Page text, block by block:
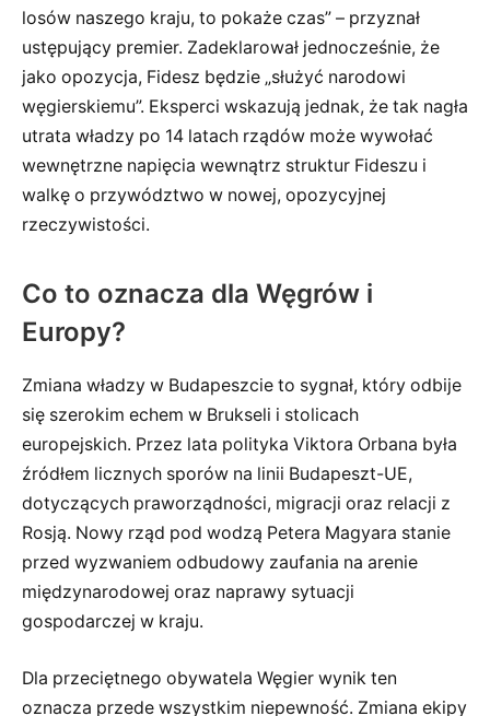
losów naszego kraju, to pokaże czas” – przyznał
ustępujący premier. Zadeklarował jednocześnie, że
jako opozycja, Fidesz będzie „służyć narodowi
węgierskiemu”. Eksperci wskazują jednak, że tak nagła
utrata władzy po 14 latach rządów może wywołać
wewnętrzne napięcia wewnątrz struktur Fideszu i
walkę o przywództwo w nowej, opozycyjnej
rzeczywistości.
Co to oznacza dla Węgrów i
Europy?
Zmiana władzy w Budapeszcie to sygnał, który odbije
się szerokim echem w Brukseli i stolicach
europejskich. Przez lata polityka Viktora Orbana była
źródłem licznych sporów na linii Budapeszt-UE,
dotyczących praworządności, migracji oraz relacji z
Rosją. Nowy rząd pod wodzą Petera Magyara stanie
przed wyzwaniem odbudowy zaufania na arenie
międzynarodowej oraz naprawy sytuacji
gospodarczej w kraju.
Dla przeciętnego obywatela Węgier wynik ten
oznacza przede wszystkim niepewność. Zmiana ekipy